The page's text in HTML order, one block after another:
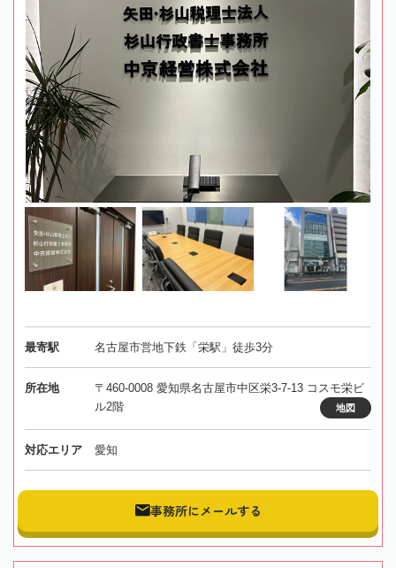
最寄駅 名古屋市営地下鉄「栄駅」徒歩3分
所在地
〒460-0008 愛知県名古屋市中区栄3-7-13 コスモ栄ビ
ル2階
地図
対応エリア 愛知
事務所にメールする